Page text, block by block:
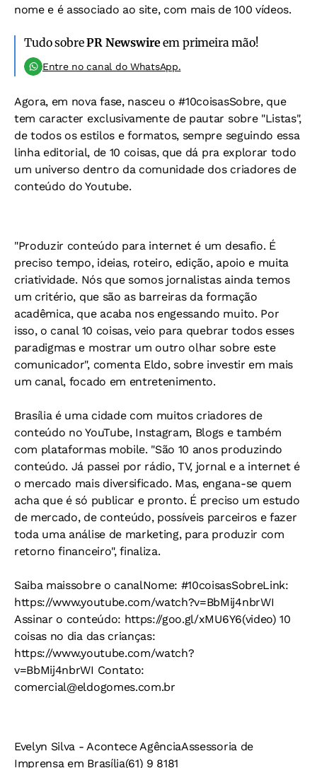
nome e é associado ao site, com mais de 100 vídeos.
Tudo sobrePR Newswireem primeira mão!
Entre no canal do WhatsApp.
Agora, em nova fase, nasceu o #10coisasSobre, que
tem caracter exclusivamente de pautar sobre "Listas",
de todos os estilos e formatos, sempre seguindo essa
linha editorial, de 10 coisas, que dá pra explorar todo
um universo dentro da comunidade dos criadores de
conteúdo do Youtube.
"Produzir conteúdo para internet é um desafio. É
preciso tempo, ideias, roteiro, edição, apoio e muita
criatividade. Nós que somos jornalistas ainda temos
um critério, que são as barreiras da formação
acadêmica, que acaba nos engessando muito. Por
isso, o canal 10 coisas, veio para quebrar todos esses
paradigmas e mostrar um outro olhar sobre este
comunicador", comenta Eldo, sobre investir em mais
um canal, focado em entretenimento.
Brasília é uma cidade com muitos criadores de
conteúdo no YouTube, Instagram, Blogs e também
com plataformas mobile. "São 10 anos produzindo
conteúdo. Já passei por rádio, TV, jornal e a internet é
o mercado mais diversificado. Mas, engana-se quem
acha que é só publicar e pronto. É preciso um estudo
de mercado, de conteúdo, possíveis parceiros e fazer
toda uma análise de marketing, para produzir com
retorno financeiro", finaliza.
Saiba maissobre o canalNome: #10coisasSobreLink:
https://www.youtube.com/watch?v=BbMij4nbrWI
Assinar o conteúdo: https://goo.gl/xMU6Y6(video) 10
coisas no dia das crianças:
https://www.youtube.com/watch?
v=BbMij4nbrWI Contato:
comercial@eldogomes.com.br
Evelyn Silva - Acontece AgênciaAssessoria de
Imprensa em Brasília(61) 9 8181